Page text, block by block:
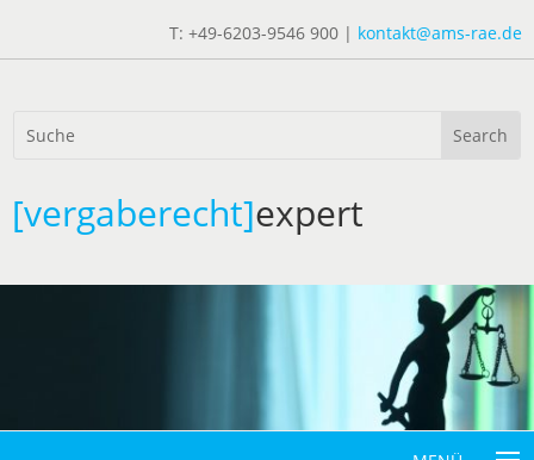
T: +49-6203-9546 900 | kontakt@ams-rae.de
[vergaberecht]expert